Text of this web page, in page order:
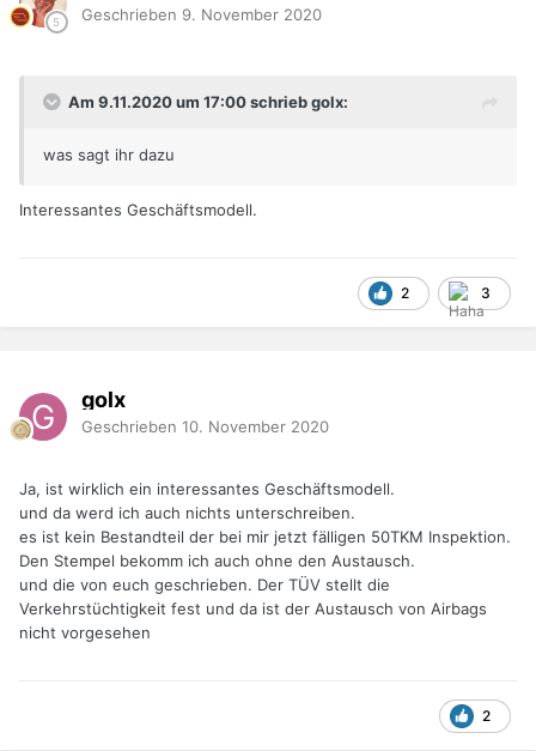
Geschrieben 9. November 2020
Am 9.11.2020 um 17:00 schrieb golx:
was sagt ihr dazu
Interessantes Geschäftsmodell.
2 3
golx
Geschrieben 10. November 2020
Ja, ist wirklich ein interessantes Geschäftsmodell.
und da werd ich auch nichts unterschreiben.
es ist kein Bestandteil der bei mir jetzt fälligen 50TKM Inspektion.
Den Stempel bekomm ich auch ohne den Austausch.
und die von euch geschrieben. Der TÜV stellt die
Verkehrstüchtigkeit fest und da ist der Austausch von Airbags
nicht vorgesehen
2